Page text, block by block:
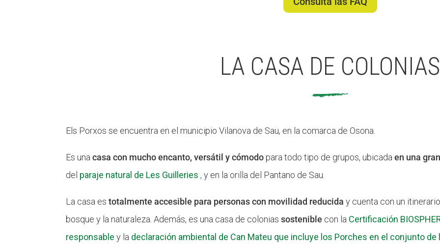
LA CASA DE COLONIAS
Els Porxos se encuentra en el municipio Vilanova de Sau, en la comarca de Osona.
Es unacasa con mucho encanto, versátil y cómodo para todo tipo de grupos, ubicadaen una
del paraje natural de Les Guilleries , y en la orilla del Pantano de Sau.
La casa estotalmente accesible para personas con movilidad reducida y cuenta con un
bosque y la naturaleza. Además, es una casa de coloniassostenible con la Certificación
responsable y la declaración ambiental de Can Mateu que incluye los Porches en el conjunto de